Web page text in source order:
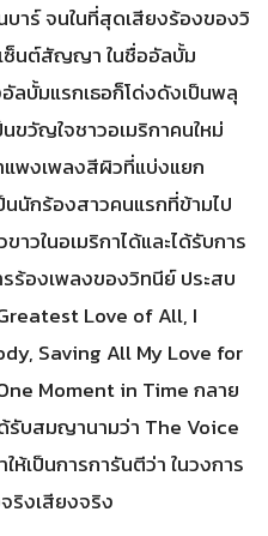
บาร์ จนในที่สุดเสียงร้องของวิ
ซ็นต์สัญญา ในชื่ออัลบั้ม
บั้มแรกเธอก็โด่งดังเป็นพลุ
ขวัญใจชาวอเมริกาคนใหม่
พงเพลงสีผิวที่แบ่งแยก
นักร้องสาวคนแรกที่ข้ามไป
วในอเมริกาได้และได้รับการ
ร้องเพลงของวิทนีย์ ประสบ
Love of All, I
Saving All My Love for
Moment in Time กลาย
รับสมญานามว่า The Voice
เป็นการการันตีว่า ในวงการ
ริงเสียงจริง